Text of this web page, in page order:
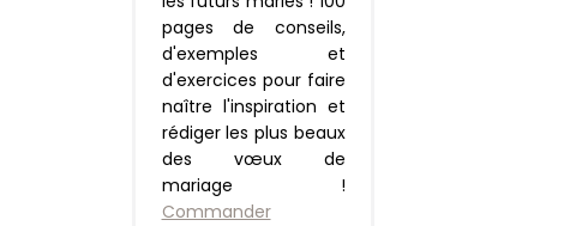
pages de conseils,
d'exemples et
d'exercices pour faire
naître l'inspiration et
rédiger les plus beaux
des vœux de
mariage !
Commander